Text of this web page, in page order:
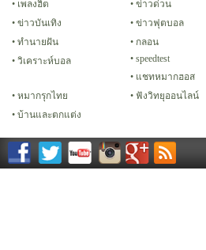
เพลงฮิต
ข่าวด่วน
ข่าวบันเทิง
ข่าวฟุตบอล
ทํานายฝัน
กลอน
วิเคราะห์บอล
speedtest
แชทหมากฮอส
หมากรุกไทย
ฟังวิทยุออนไลน์
บ้านและตกแต่ง